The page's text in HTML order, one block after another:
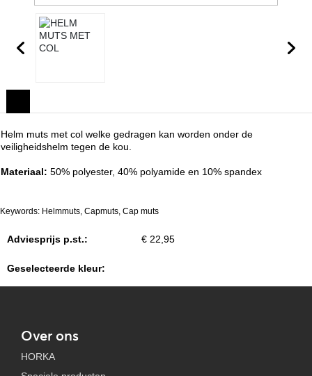
Helm muts met col welke gedragen kan worden onder de
veiligheidshelm tegen de kou.
Materiaal: 50% polyester, 40% polyamide en 10% spandex
Keywords: Helmmuts, Capmuts, Cap muts
Adviesprijs p.st.: € 22,95
Geselecteerde kleur:
Over ons
HORKA